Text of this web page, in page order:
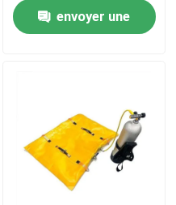
Installation rapide
envoyer une